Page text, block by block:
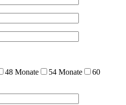
48 Monate 54 Monate
60